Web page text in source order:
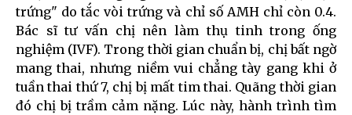
trứng" do tắc vòi trứng và chỉ số AMH chỉ còn 0.4.
Bác sĩ tư vấn chị nên làm thụ tinh trong ống
nghiệm (IVF). Trong thời gian chuẩn bị, chị bất ngờ
mang thai, nhưng niềm vui chẳng tày gang khi ở
tuần thai thứ 7, chị bị mất tim thai. Quãng thời gian
đó chị bị trầm cảm nặng. Lúc này, hành trình tìm